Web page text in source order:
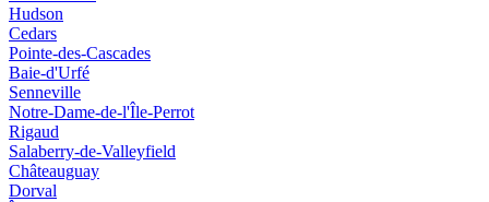
Hudson
Cedars
Pointe-des-Cascades
Baie-d'Urfé
Senneville
Notre-Dame-de-l'Île-Perrot
Rigaud
Salaberry-de-Valleyfield
Châteauguay
Dorval